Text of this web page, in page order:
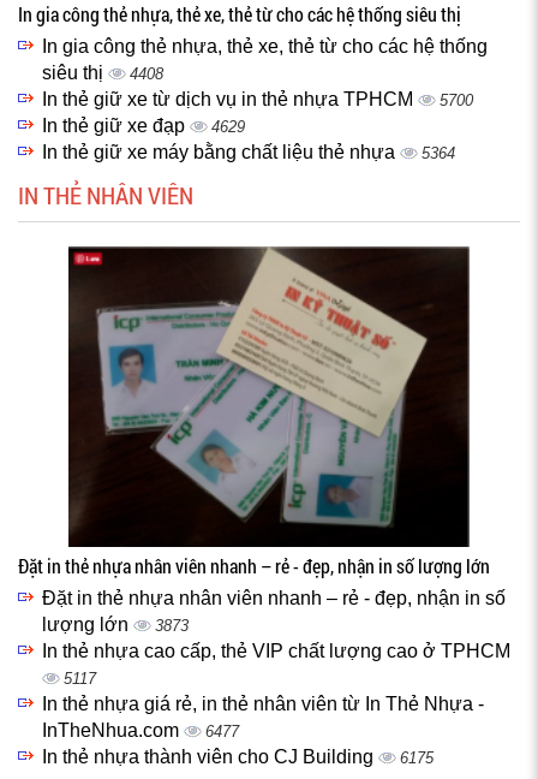
In gia công thẻ nhựa, thẻ xe, thẻ từ cho các hệ thống siêu thị
In gia công thẻ nhựa, thẻ xe, thẻ từ cho các hệ thống
siêu thị
4408
In thẻ giữ xe từ dịch vụ in thẻ nhựa TPHCM 5700
In thẻ giữ xe đạp 4629
In thẻ giữ xe máy bằng chất liệu thẻ nhựa 5364
IN THẺ NHÂN VIÊN
Đặt in thẻ nhựa nhân viên nhanh – rẻ - đẹp, nhận in số lượng lớn
Đặt in thẻ nhựa nhân viên nhanh – rẻ - đẹp, nhận in số
lượng lớn
3873
In thẻ nhựa cao cấp, thẻ VIP chất lượng cao ở TPHCM
5117
In thẻ nhựa giá rẻ, in thẻ nhân viên từ In Thẻ Nhựa -
InTheNhua.com
6477
In thẻ nhựa thành viên cho CJ Building 6175